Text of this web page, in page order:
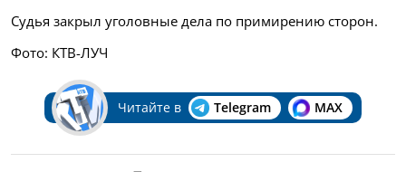
Судья закрыл уголовные дела по примирению сторон.
Фото: КТВ-ЛУЧ
Читайте в Telegram MAX